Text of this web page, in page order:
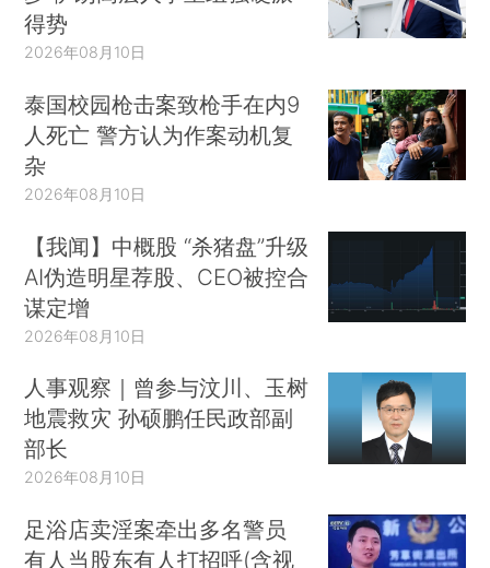
得势
2026年08月10日
泰国校园枪击案致枪手在内9
人死亡 警方认为作案动机复
杂
2026年08月10日
【我闻】中概股 “杀猪盘”升级
AI伪造明星荐股、CEO被控合
谋定增
2026年08月10日
人事观察｜曾参与汶川、玉树
地震救灾 孙硕鹏任民政部副
部长
2026年08月10日
足浴店卖淫案牵出多名警员
有人当股东有人打招呼(含视